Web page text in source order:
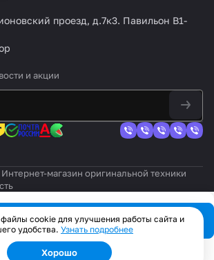
В корзину
проезд, д.7к3. Павильон B1-
и акции
магазин оригинальной техники
cookie для улучшения работы сайта и
удобства. Узнать подробнее
Хорошо